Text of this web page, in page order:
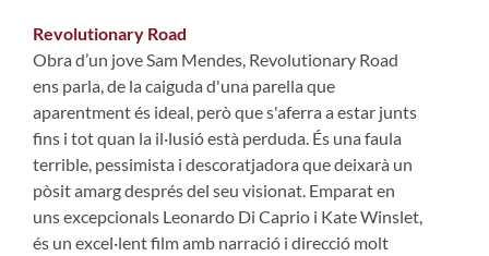
Revolutionary Road
Obra d’un jove Sam Mendes, Revolutionary Road
ens parla, de la caiguda d'una parella que
aparentment és ideal, però que s'aferra a estar junts
fins i tot quan la il·lusió està perduda. És una faula
terrible, pessimista i descoratjadora que deixarà un
pòsit amarg després del seu visionat. Emparat en
uns excepcionals Leonardo Di Caprio i Kate Winslet,
és un excel·lent film amb narració i direcció molt